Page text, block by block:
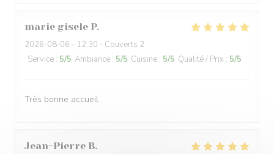
marie gisele P
2026-08-06 - 12:30 - Couverts 2
Service : 5/5 Ambiance : 5/5 Cuisine : 5/5 Qualité / Prix : 5/5
Très bonne accueil
Jean-Pierre B